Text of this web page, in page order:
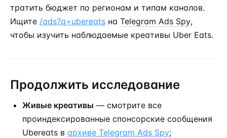
тратить бюджет по регионам и типам каналов.
Ищите /ads?q=ubereats на Telegram Ads Spy,
чтобы изучить наблюдаемые креативы Uber Eats.
Продолжить исследование
Живые креативы — смотрите все
проиндексированные спонсорские сообщения
Ubereats в архиве Telegram Ads Spy;